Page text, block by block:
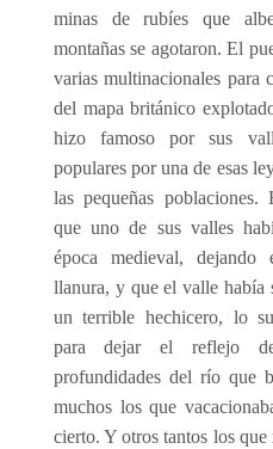
minas de rubíes que
montañas se agotaron. El
varias multinacionales para
del mapa británico
hizo famoso por sus
populares por una de esas
las pequeñas
que uno de sus valles
época medieval,
llanura, y que el valle había
un terrible hechicero, lo
para dejar el reflejo
profundidades del río que
muchos los que
cierto. Y otros tantos los que